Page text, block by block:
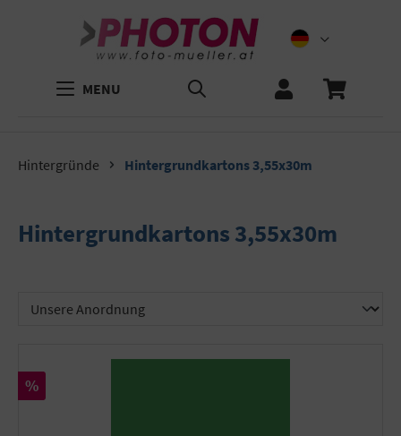
MENU
Hintergründe Hintergrundkartons 3,55x30m
Hintergrundkartons 3,55x30m
Rabatt
%